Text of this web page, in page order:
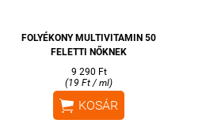
FOLYÉKONY MULTIVITAMIN 50
FELETTI NŐKNEK
9 290 Ft
(19 Ft / ml)
 KOSÁR